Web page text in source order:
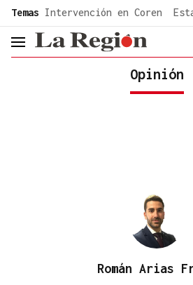
common.go-to-content
Temas Intervención en Coren
header.menu.open
Opinión
Román Arias